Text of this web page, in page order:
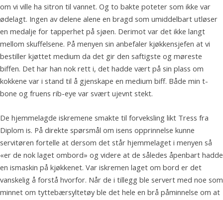
om vi ville ha sitron til vannet. Og to bakte poteter som ikke var
ødelagt. Ingen av delene alene en bragd som umiddelbart utløser
en medalje for tapperhet på sjøen. Derimot var det ikke langt
mellom skuffelsene. På menyen sin anbefaler kjøkkensjefen at vi
bestiller kjøttet medium da det gir den saftigste og møreste
biffen. Det har han nok rett i, det hadde vært på sin plass om
kokkene var i stand til å gjenskape en medium biff. Både min t-
bone og fruens rib-eye var svært ujevnt stekt.
De hjemmelagde iskremene smakte til forveksling likt Tress fra
Diplom is. På direkte spørsmål om isens opprinnelse kunne
servitøren fortelle at dersom det står hjemmelaget i menyen så
«er de nok laget ombord» og videre at de således åpenbart hadde
en ismaskin på kjøkkenet. Var iskremen laget om bord er det
vanskelig å forstå hvorfor. Når de i tillegg ble servert med noe som
minnet om tyttebærsyltetøy ble det hele en brå påminnelse om at